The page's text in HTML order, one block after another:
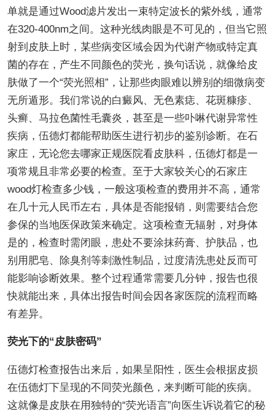
单就是通过Wood滤片发出一束特定波长的紫外线，通常
在320-400nm之间。这种光线肉眼是不可见的，但当它照
射到皮肤上时，某些病变区域会因为代谢产物或特定真
菌的存在，产生不同颜色的荧光，换句话说，就像给皮
肤做了一个“荧光照相”，让那些肉眼难以辨别的细微病变
无所遁形。我们常说的白癜风、无色素痣、花斑糠疹、
头癣、马拉色菌性毛囊炎，甚至是一些卟啉代谢异常性
疾病，伍德灯都能帮助医生进行初步的鉴别诊断。在石
家庄，无论您去哪家正规医院看皮肤科，伍德灯都是一
项常规且非常必要的检查。至于大家较关心的石家庄
wood灯检查多少钱，一般这项检查的费用并不高，通常
在几十元人民币左右，具体是否能报销，则需要结合您
参保的当地医保政策来确定。这项检查无辐射，对身体
是的，检查时需闭眼，患处不要涂抹药膏、护肤品，也
别用肥皂、除臭剂等刺激性制品，过度清洗患处反而可
能影响诊断效果。整个过程通常需要几分钟，报告也很
快就能出来，具体出报告时间会因各家医院的流程而略
有差异。
荧光下的“皮肤密码”
伍德灯检查报告出来后，如果呈阳性，医生会根据皮损
在伍德灯下呈现的不同荧光颜色，来判断可能的疾病。
这就像是皮肤在用独特的“荧光语言”向医生诉说着它的秘